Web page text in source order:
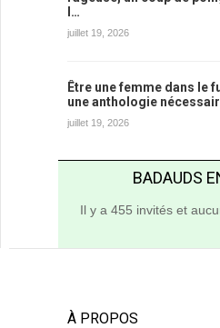
l…
juillet 19, 2026
Être une femme dans le
une anthologie
juillet 19, 2026
BADAUDS
Il y a 455 invités et
À PROPOS